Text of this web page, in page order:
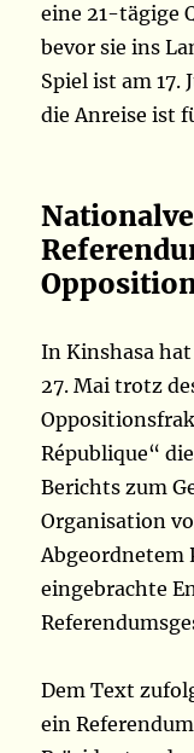
eine 21-tägige
bevor sie ins
Spiel ist am 17.
die Anreise ist
In Kinshasa
27. Mai trotz
République“
Berichts zum
Organisation
Abgeordnetem
eingebrachte
Dem Text
ein